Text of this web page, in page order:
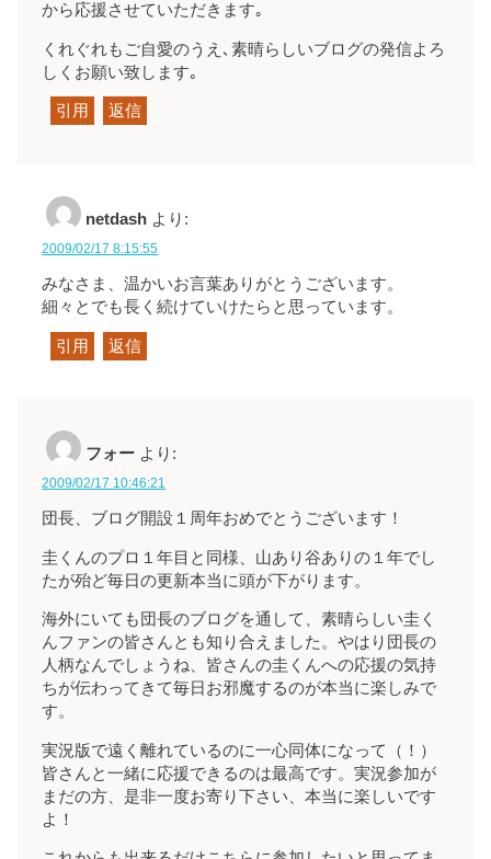
から応援させていただきます｡
くれぐれもご自愛のうえ､素晴らしいブログの発信よろ
しくお願い致します｡
引用 返信
netdash より:
2009/02/17 8:15:55
みなさま、温かいお言葉ありがとうございます。
細々とでも長く続けていけたらと思っています。
引用 返信
フォー より:
2009/02/17 10:46:21
団長、ブログ開設１周年おめでとうございます！
圭くんのプロ１年目と同様、山あり谷ありの１年でし
たが殆ど毎日の更新本当に頭が下がります。
海外にいても団長のブログを通して、素晴らしい圭く
んファンの皆さんとも知り合えました。やはり団長の
人柄なんでしょうね、皆さんの圭くんへの応援の気持
ちが伝わってきて毎日お邪魔するのが本当に楽しみで
す。
実況版で遠く離れているのに一心同体になって（！）
皆さんと一緒に応援できるのは最高です。実況参加が
まだの方、是非一度お寄り下さい、本当に楽しいです
よ！